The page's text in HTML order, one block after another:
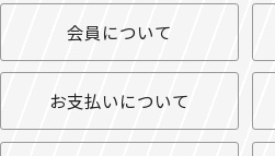
会員について
お支払いについて